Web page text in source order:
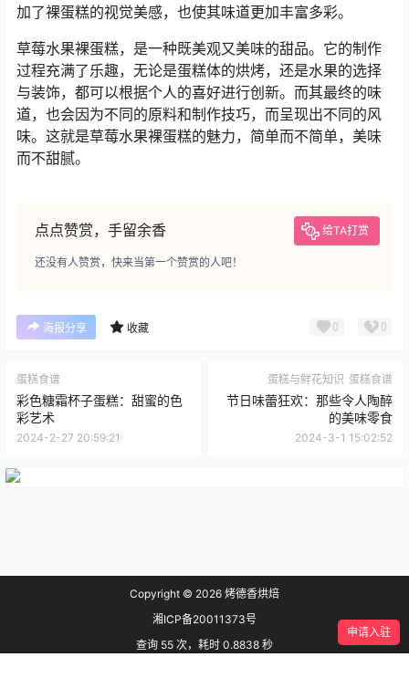
加了裸蛋糕的视觉美感，也使其味道更加丰富多彩。
草莓水果裸蛋糕，是一种既美观又美味的甜品。它的制作
过程充满了乐趣，无论是蛋糕体的烘烤，还是水果的选择
与装饰，都可以根据个人的喜好进行创新。而其最终的味
道，也会因为不同的原料和制作技巧，而呈现出不同的风
味。这就是草莓水果裸蛋糕的魅力，简单而不简单，美味
而不甜腻。
点点赞赏，手留余香 给TA打赏
还没有人赞赏，快来当第一个赞赏的人吧！
海报分享 收藏 0 0
蛋糕食谱
彩色糖霜杯子蛋糕：甜蜜的色
彩艺术
2024-2-27 20:59:21
蛋糕与鲜花知识 蛋糕食谱
节日味蕾狂欢：那些令人陶醉
的美味零食
2024-3-1 15:02:52
Copyright © 2026 烤德香烘焙
湘ICP备20011373号
查询 55 次，耗时 0.8838 秒
申请入驻